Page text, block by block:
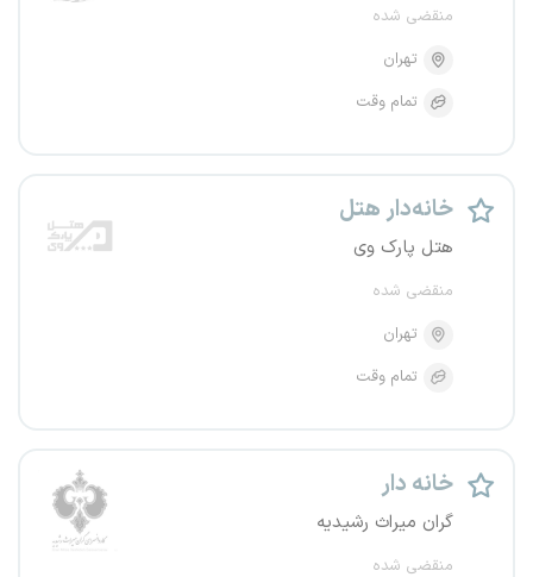
منقضی شده
تهران
تمام وقت
خانه‌دار هتل
هتل پارک وی
منقضی شده
تهران
تمام وقت
خانه دار
گران میراث رشیدیه
منقضی شده